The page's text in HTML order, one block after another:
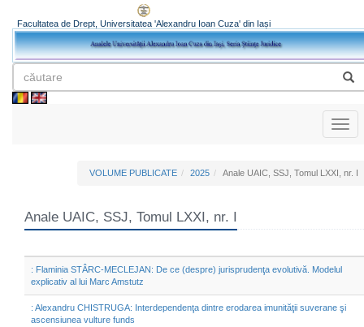
Facultatea de Drept, Universitatea 'Alexandru Ioan Cuza' din Iași
VOLUME PUBLICATE 2025 Anale UAIC, SSJ, Tomul LXXI, nr. I
Anale UAIC, SSJ, Tomul LXXI, nr. I
: Flaminia STÂRC-MECLEJAN: De ce (despre) jurisprudenţa evolutivă. Modelul
explicativ al lui Marc Amstutz
: Alexandru CHISTRUGA: Interdependenţa dintre erodarea imunităţii suverane şi
ascensiunea vulture funds